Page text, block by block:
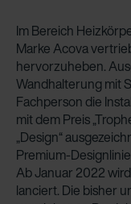
Im Bereich
Marke Acova
hervorzuheben.
Wandhalterung mit
Fachperson die
mit dem Preis
„Design“
Premium-
Ab Januar 2022
lanciert. Die bisher